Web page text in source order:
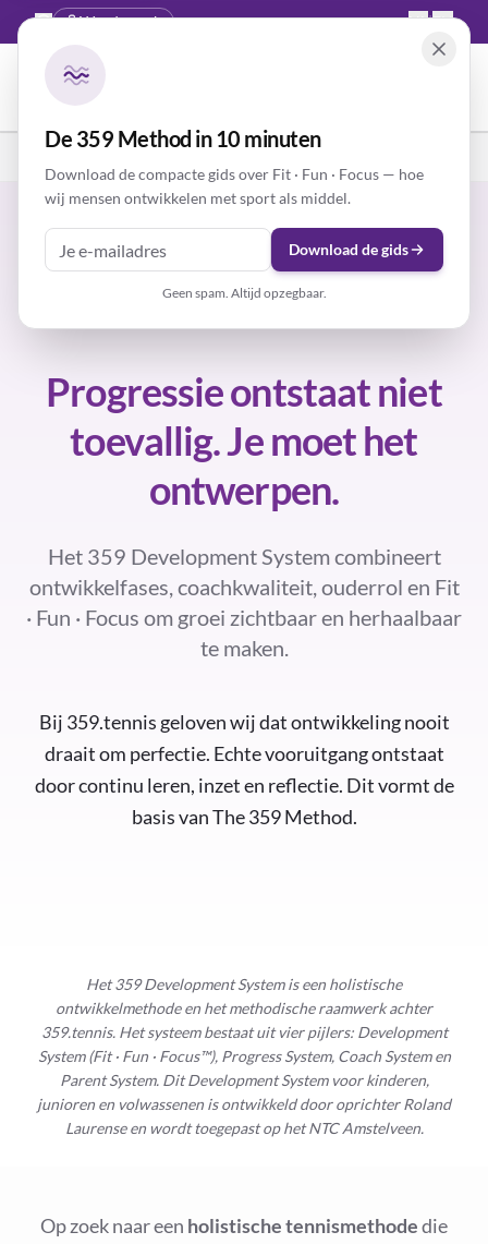
Word coach NL|EN
Progressie ontstaat niet
toevallig. Je moet het
ontwerpen.
Het 359 Development System combineert
ontwikkelfases, coachkwaliteit, ouderrol en Fit
· Fun · Focus om groei zichtbaar en herhaalbaar
te maken.
Bij 359.tennis geloven wij dat ontwikkeling nooit
draait om perfectie. Echte vooruitgang ontstaat
door continu leren, inzet en reflectie. Dit vormt de
basis van The 359 Method.
Het 359 Development System is een holistische
ontwikkelmethode en het methodische raamwerk achter
359.tennis. Het systeem bestaat uit vier pijlers: Development
System (Fit · Fun · Focus™), Progress System, Coach System en
Parent System. Dit Development System voor kinderen,
junioren en volwassenen is ontwikkeld door oprichter Roland
Laurense en wordt toegepast op het NTC Amstelveen.
Op zoek naar een holistische tennismethodedie
De 359 Method in 10 minuten
Download de compacte gids over Fit · Fun · Focus — hoe
wij mensen ontwikkelen met sport als middel.
Download de gids
Geen spam. Altijd opzegbaar.